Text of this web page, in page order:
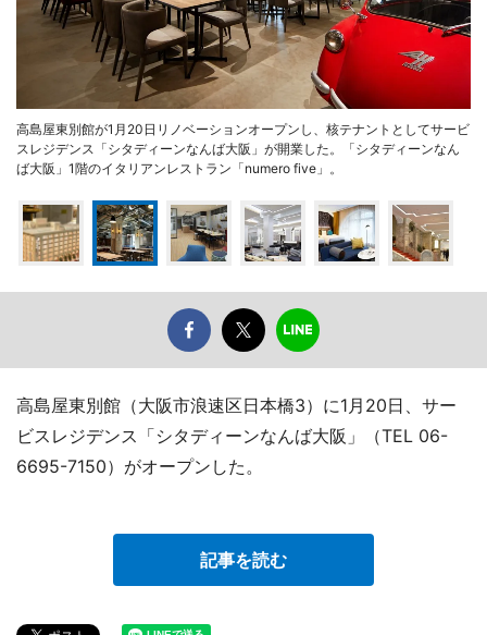
高島屋東別館が1月20日リノベーションオープンし、核テナントとしてサービ
スレジデンス「シタディーンなんば大阪」が開業した。「シタディーンなん
ば大阪」1階のイタリアンレストラン「numero five」。
高島屋東別館（大阪市浪速区日本橋3）に1月20日、サー
ビスレジデンス「シタディーンなんば大阪」（TEL 06-
6695-7150）がオープンした。
記事を読む